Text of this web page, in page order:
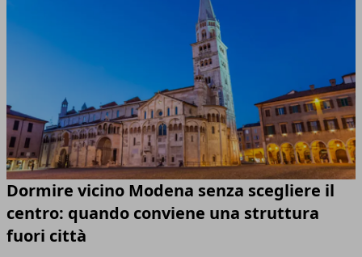
Dormire vicino Modena senza scegliere il
centro: quando conviene una struttura
fuori città